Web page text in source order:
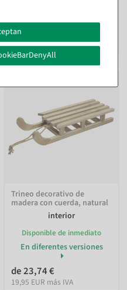
23,74 €
19,95 EUR más IVA
Trineo decorativo de
madera con cuerda, natural
interior
Disponible de inmediato
En diferentes versiones
de 23,74 €
19,95 EUR más IVA